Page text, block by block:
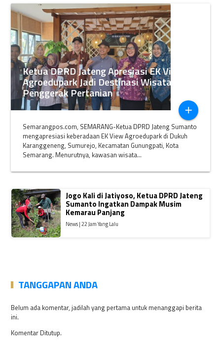
Ketua DPRD Jateng Apresiasi EK View
Agroedupark Jadi Destinasi Wisata
Penggerak Pertanian
add
Semarangpos.com, SEMARANG-Ketua DPRD Jateng Sumanto
mengapresiasi keberadaan EK View Agroedupark di Dukuh
Karanggeneng, Sumurejo, Kecamatan Gunungpati, Kota
Semarang. Menurutnya, kawasan wisata...
Jogo Kali di Jatiyoso, Ketua DPRD Jateng
Sumanto Ingatkan Dampak Musim
Kemarau Panjang
News | 22 Jam Yang Lalu
TANGGAPAN ANDA
Belum ada komentar, jadilah yang pertama untuk menanggapi berita
ini.
Komentar Ditutup.